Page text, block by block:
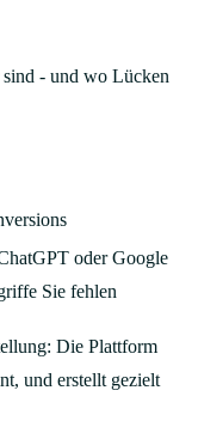
sind - und wo Lücken
oder Google
Sie fehlen
Die Plattform
und erstellt gezielt